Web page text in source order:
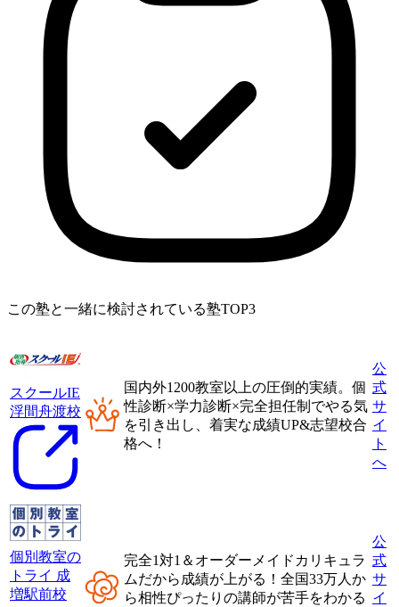
この塾と一緒に検討されている塾TOP3
スクールIE
浮間舟渡校
国内外1200教室以上の圧倒的実績。 個
性診断×学力診断×完全担任制 でやる気
を引き出し、着実な成績UP&志望校合
格へ！
公
式
サ
イ
ト
へ
個別教室の
トライ 成
増駅前校
完全1対1＆オーダーメイドカリキュラ
ムだから成績が上がる！ 全国33万人か
ら相性ぴったりの講師が苦手をわかる
公
式
サ
イ